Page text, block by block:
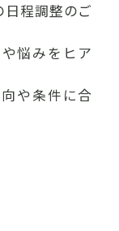
程調整のご
悩みをヒア
や条件に合